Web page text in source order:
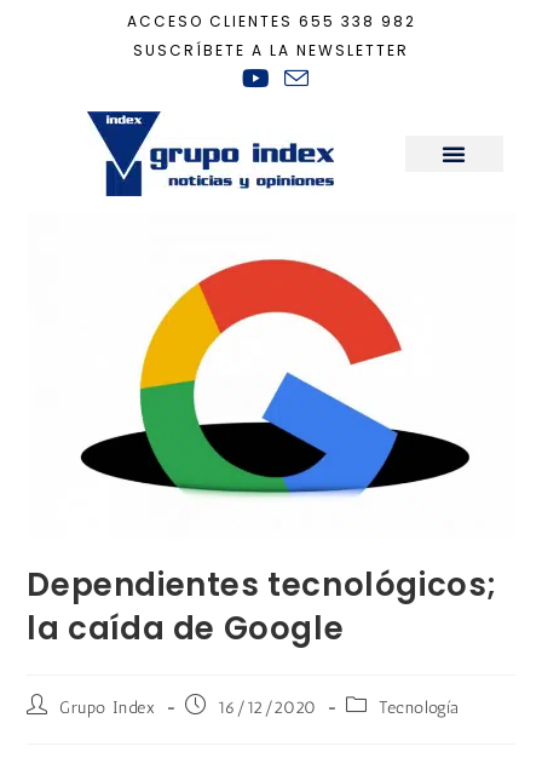
ACCESO CLIENTES 655 338 982
SUSCRÍBETE A LA NEWSLETTER
Tecnología
Dependientes tecnológicos;
la caída de Google
Grupo Index 16/12/2020 Tecnología